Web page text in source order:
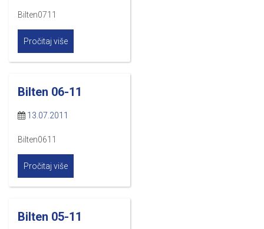
Bilten0711
Pročitaj više
Bilten 06-11
13.07.2011
Bilten0611
Pročitaj više
Bilten 05-11